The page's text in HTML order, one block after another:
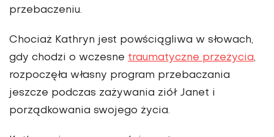
przebaczeniu.
Chociaż Kathryn jest powściągliwa w słowach,
gdy chodzi o wczesne traumatyczne przeżycia,
rozpoczęła własny program przebaczania
jeszcze podczas zażywania ziół Janet i
porządkowania swojego życia.